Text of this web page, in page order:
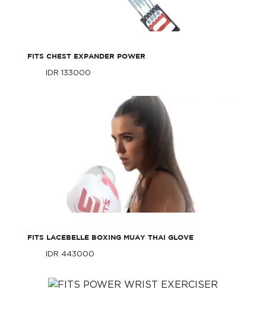
FITS CHEST EXPANDER POWER
IDR 133000
FITS Chest Expander Power
IDR 133000
FITS LACEBELLE BOXING MUAY THAI GLOVE
IDR 443000
FITS Lacebelle Boxing Muay Thai Glove
IDR 443000